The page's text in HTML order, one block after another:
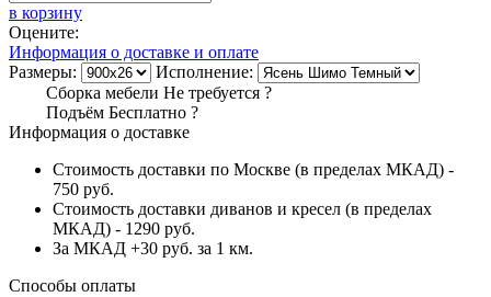
в корзину
Оцените:
Информация о доставке и оплате
Размеры:
Исполнение:
Сборка мебели Не требуется ?
Подъём Бесплатно ?
Информация о доставке
Стоимость доставки по Москве (в пределах МКАД) -
750 руб.
Стоимость доставки диванов и кресел (в пределах
МКАД) - 1290 руб.
За МКАД +30 руб. за 1 км.
Способы оплаты